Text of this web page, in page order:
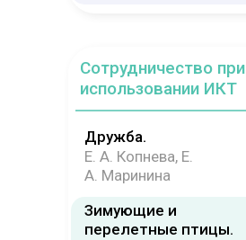
Сотрудничество при
использовании ИКТ
Дружба.
Е. А. Копнева, Е.
А. Маринина
Зимующие и
перелетные птицы.